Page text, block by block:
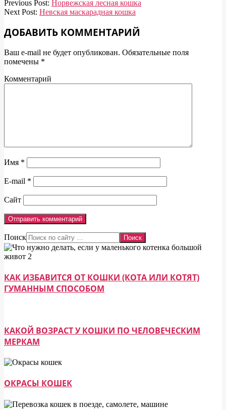
Previous Post: Норвежская лесная кошка
Next Post: Невская маскарадная кошка
ДОБАВИТЬ КОММЕНТАРИЙ
Ваш e-mail не будет опубликован. Обязательные поля
помечены *
Комментарий
Имя *
E-mail *
Сайт
Поиск
КАК ИЗБАВИТСЯ ОТ КОШКИ (КОТА ИЛИ КОТЯТ)
ГУМАННЫМ СПОСОБОМ
КАКОЙ ВОЗРАСТ У КОШКИ ПО ЧЕЛОВЕЧЕСКИМ
МЕРКАМ
ОКРАСЫ КОШЕК